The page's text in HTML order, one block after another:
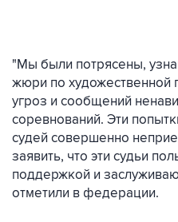
"Мы были потрясены,
жюри по художественной
угроз и сообщений
соревнований. Эти
судей совершенно
заявить, что эти судьи
поддержкой и
отметили в федерации.